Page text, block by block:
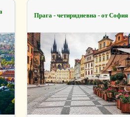
Прага - четиридневна - от София